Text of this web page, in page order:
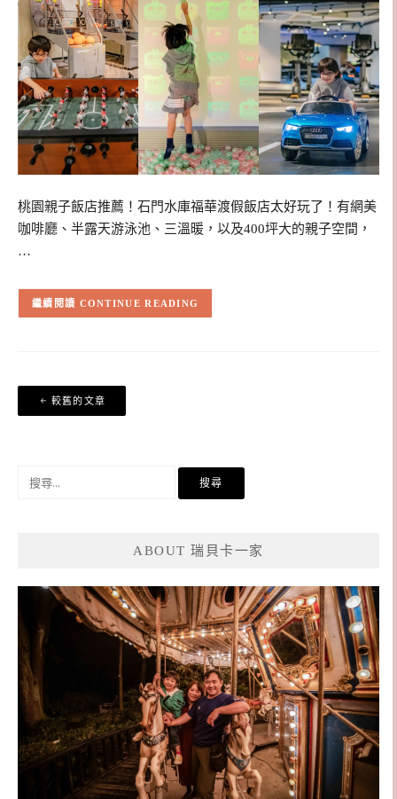
桃園親子飯店推薦！石門水庫福華渡假飯店太好玩了！有網美
咖啡廳、半露天游泳池、三溫暖，以及400坪大的親子空間，
…
CONTINUE READING
文
章
覽
較舊的文章
ABOUT 瑞貝卡一家